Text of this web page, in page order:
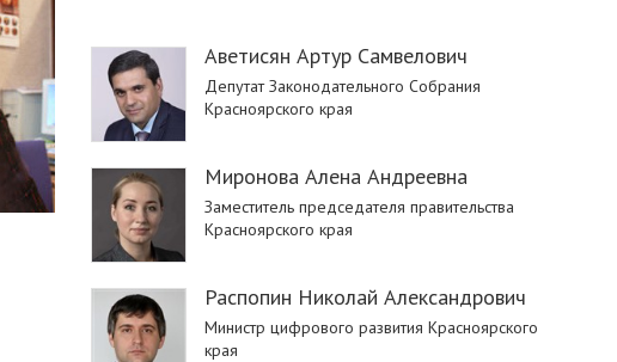
Аветисян Артур Самвелович
Депутат Законодательного Собрания
Красноярского края
Миронова Алена Андреевна
Заместитель председателя правительства
Красноярского края
Распопин Николай Александрович
Министр цифрового развития Красноярского
края